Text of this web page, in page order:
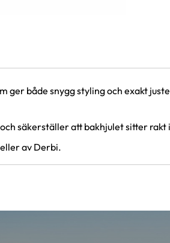
ger både snygg styling och exakt
säkerställer att bakhjulet sitter
av Derbi.